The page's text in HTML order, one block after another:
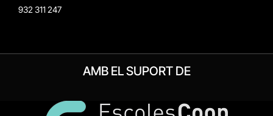
932 311 247
AMB EL SUPORT DE